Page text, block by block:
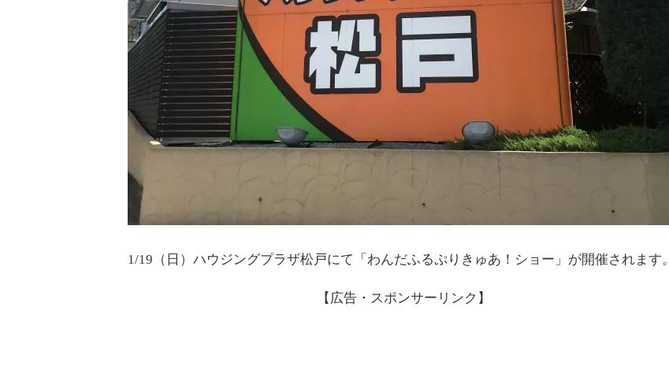
1/19（日）ハウジングプラザ松戸にて「わんだふるぷりきゅあ！ショー」が開催されます。
【広告・スポンサーリンク】